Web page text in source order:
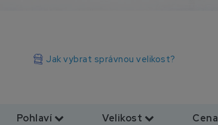
Jak vybrat správnou velikost?
Pohlaví Velikost Cena